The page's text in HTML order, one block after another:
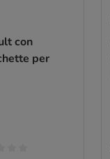
con
per